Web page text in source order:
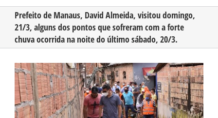
CONHEÇA O AMAZONAS
PUBLICIDADE
CONTATO
Prefeito de Manaus, David Almeida, visitou domingo,
21/3, alguns dos pontos que sofreram com a forte
chuva ocorrida na noite do último sábado, 20/3.
View
Larger
Image